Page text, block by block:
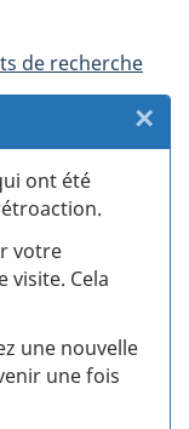
de recherche
ont été
votre
visite. Cela
une nouvelle
une fois
×